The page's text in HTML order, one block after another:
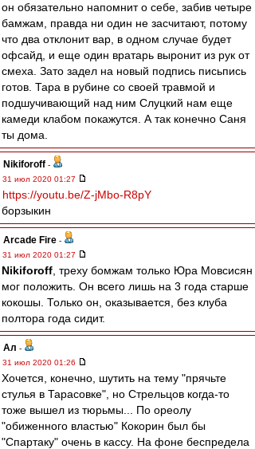
он обязательно напомнит о себе, забив четыре
бамжам, правда ни один не засчитают, потому
что два отклонит вар, в одном случае будет
офсайд, и еще один вратарь выронит из рук от
смеха. Зато задел на новый подпись письпись
готов. Тара в рубине со своей травмой и
подшучивающий над ним Слуцкий нам еще
камеди клабом покажутся. А так конечно Саня
ты дома.
Nikiforoff -
31 июл 2020 01:27
https://youtu.be/Z-jMbo-R8pY
борзыкин
Arcade Fire -
31 июл 2020 01:27
Nikiforoff , треху бомжам только Юра Мовсисян
мог положить. Он всего лишь на 3 года старше
кокошы. Только он, оказывается, без клуба
полтора года сидит.
Ал -
31 июл 2020 01:26
Хочется, конечно, шутить на тему "прячьте
стулья в Тарасовке", но Стрельцов когда-то
тоже вышел из тюрьмы... По ореолу
"обиженного властью" Кокорин был бы
"Спартаку" очень в кассу. На фоне беспредела